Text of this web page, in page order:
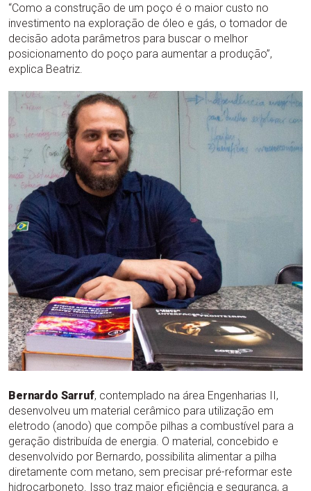
“Como a construção de um poço é o maior custo no
investimento na exploração de óleo e gás, o tomador de
decisão adota parâmetros para buscar o melhor
posicionamento do poço para aumentar a produção”,
explica Beatriz.
Bernardo Sarruf, contemplado na área Engenharias II,
desenvolveu um material cerâmico para utilização em
eletrodo (anodo) que compõe pilhas a combustível para a
geração distribuída de energia. O material, concebido e
desenvolvido por Bernardo, possibilita alimentar a pilha
diretamente com metano, sem precisar pré-reformar este
hidrocarboneto. Isso traz maior eficiência e segurança, a